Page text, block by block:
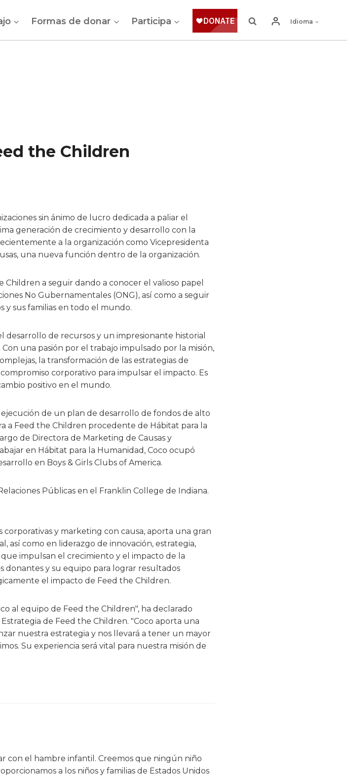
Formas de donar Participa Idioma
the Children
sin ánimo de lucro dedicada a paliar el
generación de crecimiento y desarrollo con la
a la organización como Vicepresidenta
una nueva función dentro de la organización.
Children a seguir dando a conocer el valioso papel
No Gubernamentales (ONG), así como a seguir
y sus familias en todo el mundo.
desarrollo de recursos y un impresionante historial
una pasión por el trabajo impulsado por la misión,
la transformación de las estrategias de
corporativo para impulsar el impacto. Es
positivo en el mundo.
de un plan de desarrollo de fondos de alto
a Feed the Children procedente de Hábitat para la
de Directora de Marketing de Causas y
en Hábitat para la Humanidad, Coco ocupó
en Boys & Girls Clubs of America.
Públicas en el Franklin College de Indiana.
corporativas y marketing con causa, aporta una gran
así como en liderazgo de innovación, estrategia,
impulsan el crecimiento y el impacto de la
donantes y su equipo para lograr resultados
el impacto de Feed the Children.
al equipo de Feed the Children", ha declarado
de Feed the Children. "Coco aporta una
nuestra estrategia y nos llevará a tener un mayor
Su experiencia será vital para nuestra misión de
con el hambre infantil. Creemos que ningún niño
a los niños y familias de Estados Unidos